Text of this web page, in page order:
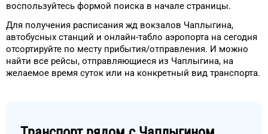
воспользуйтесь формой поиска в начале страницы.
Для получения расписания жд вокзалов Чаплыгина,
автобусных станций и онлайн-табло аэропорта на сегодня
отсортируйте по месту прибытия/отправления. И можно
найти все рейсы, отправляющиеся из Чаплыгина, на
желаемое время суток или на конкретный вид транспорта.